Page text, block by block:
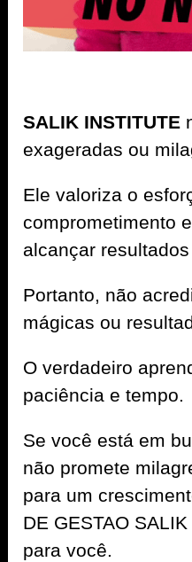
SALIK INSTITUTE
exageradas ou
Ele valoriza o
comprometimento
alcançar
Portanto, não
mágicas ou
O verdadeiro
paciência e tempo.
Se você está em
não promete
para um
DE GESTAO
para você.